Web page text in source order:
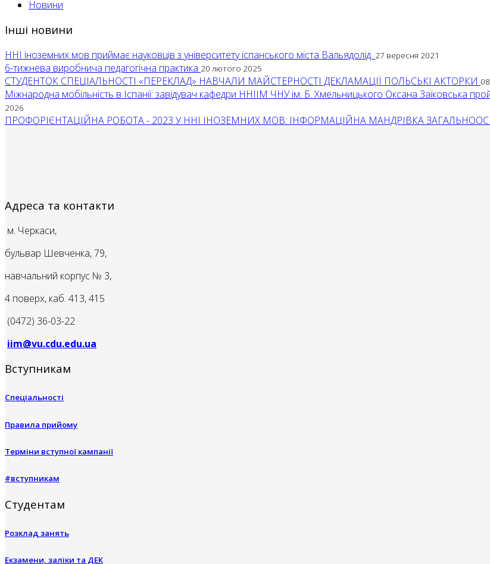
Новини
Інші новини
ННІ іноземних мов приймає науковців з університету іспанського міста Вальядолід. 27 вересня 2021
6-тижнева виробнича педагогічна практика 20 лютого 2025
СТУДЕНТОК СПЕЦІАЛЬНОСТІ «ПЕРЕКЛАД» НАВЧАЛИ МАЙСТЕРНОСТІ ДЕКЛАМАЦІЇ ПОЛЬСЬКІ АКТОРКИ
Міжнародна мобільність в Іспанії: завідувач кафедри ННІІМ ЧНУ ім. Б. Хмельницького Оксана Заїковська
2026
ПРОФОРІЄНТАЦІЙНА РОБОТА - 2023 У ННІ ІНОЗЕМНИХ МОВ: ІНФОРМАЦІЙНА МАНДРІВКА
Адреса та контакти
м. Черкаси,
бульвар Шевченка, 79,
навчальний корпус № 3,
4 поверх, каб. 413, 415
(0472) 36-03-22
iim@vu.cdu.edu.ua
Вступникам
Спеціальності
Правила прийому
Терміни вступної кампанії
#вступникам
Студентам
Розклад занять
Екзамени, заліки та ДЕК